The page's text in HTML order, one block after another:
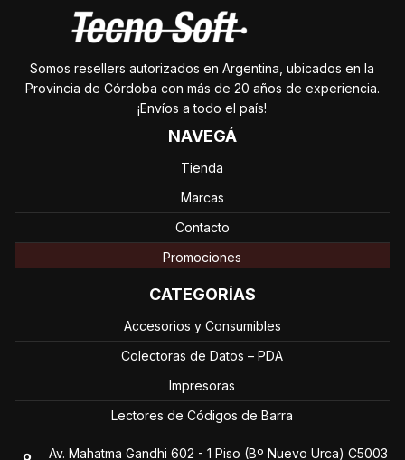
Impresora Zebra ZC100
$1.100,00+ IVA 10.5%
VER PRODUCTO
Somos resellers autorizados en Argentina, ubicados en la
Provincia de Córdoba con más de 20 años de experiencia.
¡Envíos a todo el país!
NAVEGÁ
Tienda
Marcas
Contacto
Promociones
CATEGORÍAS
Accesorios y Consumibles
Colectoras de Datos – PDA
Impresoras
Lectores de Códigos de Barra
Av. Mahatma Gandhi 602 - 1 Piso (Bº Nuevo Urca) C5003